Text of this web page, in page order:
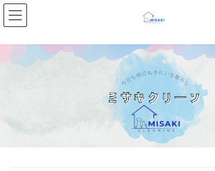
コ
ン
テ
ン
ナ
ビ
ゲ
ー